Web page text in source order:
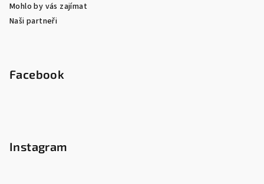
Mohlo by vás zajímat
Naši partneři
Facebook
Instagram